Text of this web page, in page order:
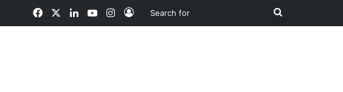
FacebookLinkedInYouTubeInstagram
Log In
Search